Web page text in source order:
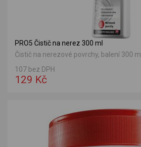
PRO5 Čistič na nerez 300 ml
Čistič na nerezové povrchy, balení 300 ml.
107 bez DPH
129 Kč